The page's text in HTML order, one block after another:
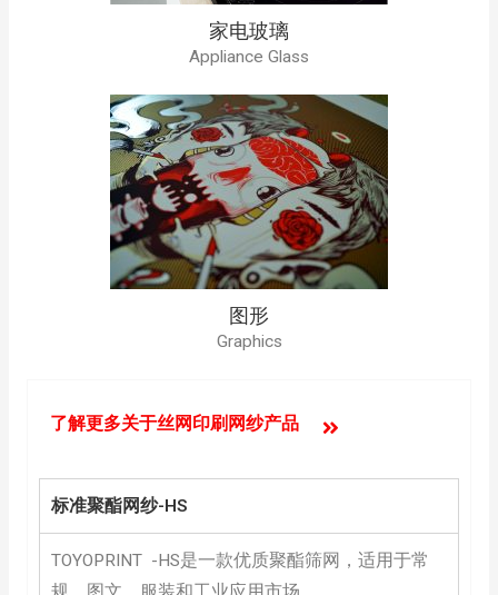
家电玻璃
Appliance Glass
图形
Graphics
了解更多关于丝网印刷网纱产品
标准聚酯网纱-HS
TOYOPRINT -HS是一款优质聚酯筛网，适用于常